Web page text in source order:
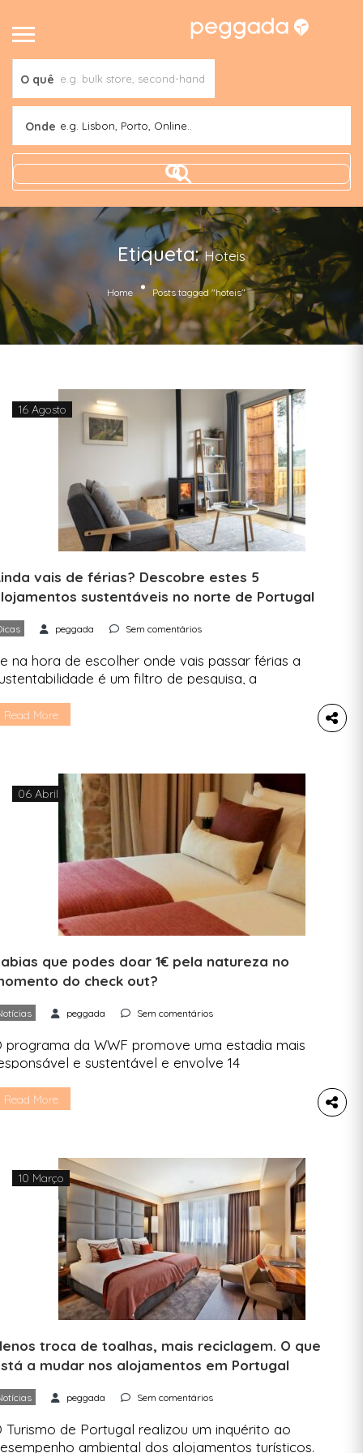
O quê
Onde e.g. Lisbon, Porto, Online..
Etiqueta:Hoteis
Home Posts tagged "hoteis"
16 Agosto
vais de férias? Descobre estes 5
sustentáveis no norte de Portugal
peggada Sem comentários
na hora de escolher onde vais passar férias a
é um filtro de pesquisa, a
no norte do país que tentam reduzir
quatro bungallows […]
Read More
06 Abril
que podes doar 1€ pela natureza no
do check out?
peggada Sem comentários
programa da WWF promove uma estadia mais
e sustentável e envolve 14
é o programa da World Wildlife Fund
alojamentos aderentes, podes […]
Read More
10 Março
troca de toalhas, mais reciclagem. O que
a mudar nos alojamentos em Portugal
peggada Sem comentários
Turismo de Portugal realizou um inquérito ao
ambiental dos alojamentos turísticos.